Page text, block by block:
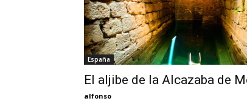
España
El aljibe de la Alcazaba de
alfonso